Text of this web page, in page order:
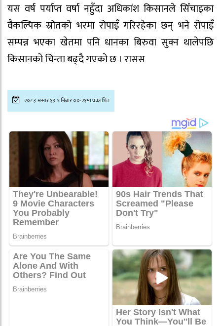
यस वर्ष पर्याप्त वर्षा नहुँदा अधिकांश किसानले सिँचाइका
वैकल्पिक स्रोतको भरमा रोपाइँ गरिरहेका छन् भने रोपाइँ
सम्पन्न भएका खेतमा पनि धानका बिरुवा सुक्न थालेपछि
किसानको चिन्ता बढ्दै गएको छ । रासस
२०८३ असार १३, शनिबार ००:२१मा प्रकाशित